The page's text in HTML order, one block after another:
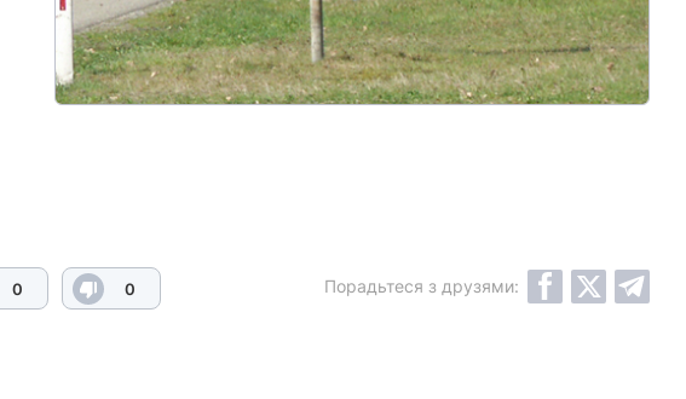
0 0 Порадьтеся з друзями: